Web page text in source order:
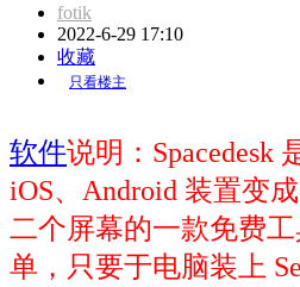
fotik
2022-6-29 17:10
收藏
只看楼主
软件说明：Spacedesk
iOS、Android 装置变
二个屏幕的一款免费
单，只要于电脑装上